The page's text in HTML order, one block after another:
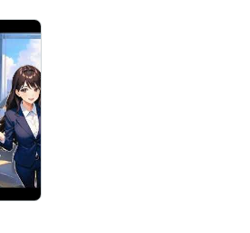
を吐き出したい。
顔が見えない場所だからこそ、話
みませんか？